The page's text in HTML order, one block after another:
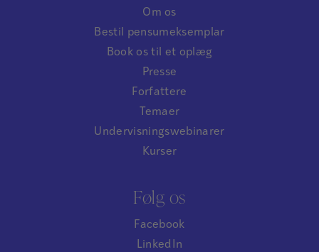
Om os
Bestil pensumeksemplar
Book os til et oplæg
Presse
Forfattere
Temaer
Undervisningswebinarer
Kurser
Følg os
Facebook
LinkedIn